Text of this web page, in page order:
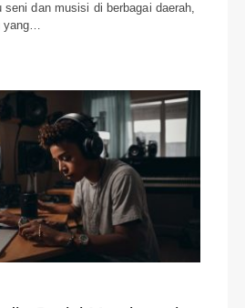
seni dan musisi di berbagai daerah,
yang…